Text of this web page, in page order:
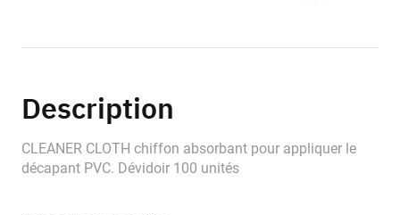
Description
CLEANER CLOTH chiffon absorbant pour appliquer le
décapant PVC. Dévidoir 100 unités